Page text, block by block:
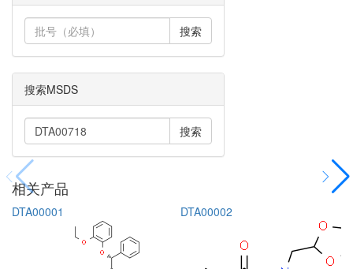
搜索
搜索MSDS
搜索
相关产品
DTA00001 DTA00002